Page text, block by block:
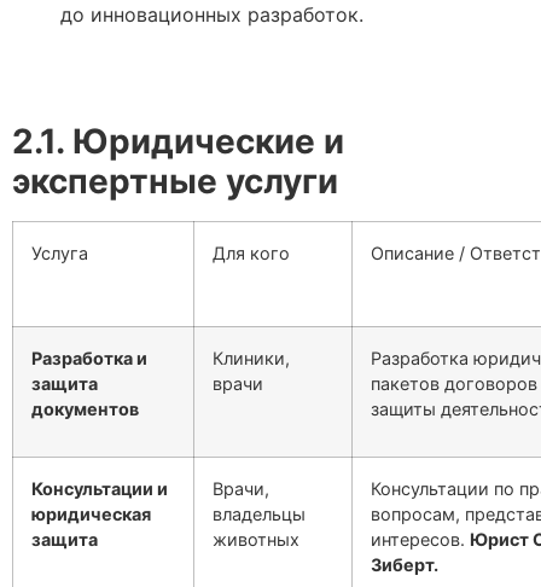
до инновационных разработок.
2.1. Юридические и
экспертные услуги
Услуга Для кого Описание /
Разработка и
защита
документов
Клиники,
врачи
Разработка
пакетов
защиты
Консультации и
юридическая
защита
Врачи,
владельцы
животных
Консультации по
вопросам,
интересов. Юрист
Зиберт.